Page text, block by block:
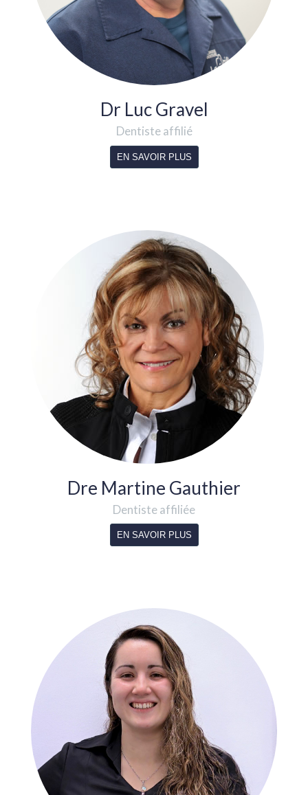
Dr Luc Gravel
Dentiste affilié
EN SAVOIR PLUS
Dre Martine Gauthier
Dentiste affiliée
EN SAVOIR PLUS